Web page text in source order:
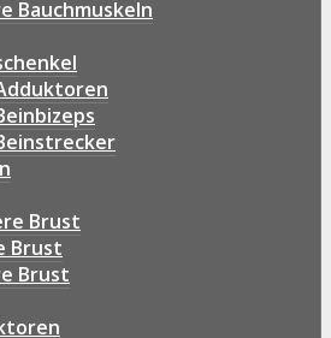
Bauchmuskeln
Brust
Brust
Brust